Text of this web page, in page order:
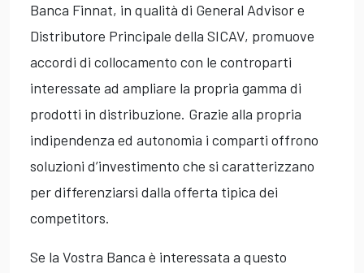
Banca Finnat, in qualità di General Advisor e
Distributore Principale della SICAV, promuove
accordi di collocamento con le controparti
interessate ad ampliare la propria gamma di
prodotti in distribuzione. Grazie alla propria
indipendenza ed autonomia i comparti offrono
soluzioni d’investimento che si caratterizzano
per differenziarsi dalla offerta tipica dei
competitors.
Se la Vostra Banca è interessata a questo